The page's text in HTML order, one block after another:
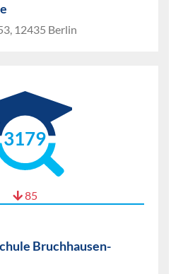
12435 Berlin
3179
85
Bruchhausen-